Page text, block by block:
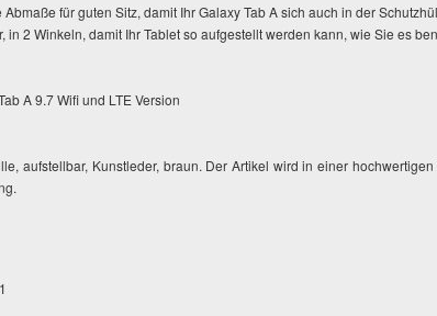
Abmaße für guten Sitz, damit Ihr Galaxy Tab A sich auch in der
in 2 Winkeln, damit Ihr Tablet so aufgestellt werden kann, wie Sie es
A 9.7 Wifi und LTE Version
aufstellbar, Kunstleder, braun. Der Artikel wird in einer